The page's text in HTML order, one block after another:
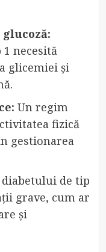
necesită
glicemiei și
Un regim
fizică
gestionarea
de tip
grave, cum ar
și